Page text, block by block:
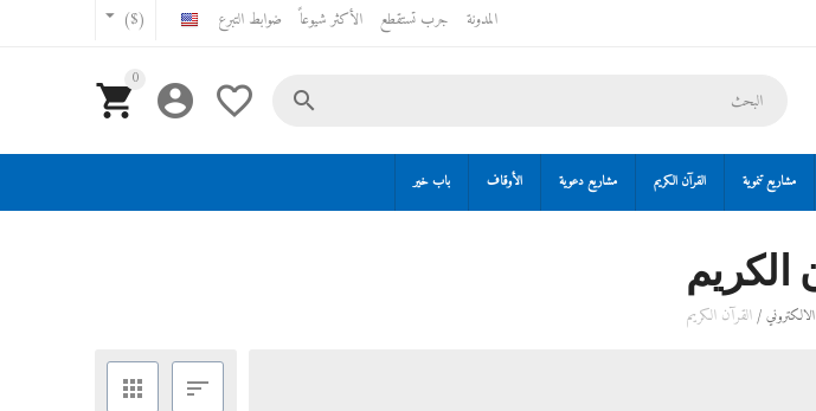
($) المدونة جرب تستقطع الأكثر شيوعاً ضوابط التبرع
0
   
مشاريع تنموية القرآن الكريم مشاريع دعوية الأوقاف باب خير
الكريم
/القرآن الكريم

